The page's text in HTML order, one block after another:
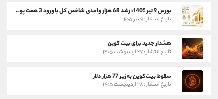
بورس 9 تیر 1405؛ رشد 68 هزار واحدی شاخص کل با ورود 3 همت پول حقیقی
تاریخ انتشار : ۹ تیر ۱۴۰۵
هشدار جدید برای بیت کوین
تاریخ انتشار : ۲۷ اردیبهشت ۱۴۰۵
سقوط بیت کوین به زیر 77 هزار دلار
تاریخ انتشار : ۲۸ اردیبهشت ۱۴۰۵